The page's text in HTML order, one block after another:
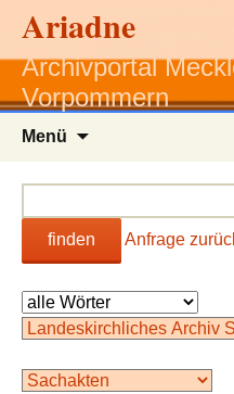
Ariadne
Archivportal
Vorpommern
Menü
finden Anfrage